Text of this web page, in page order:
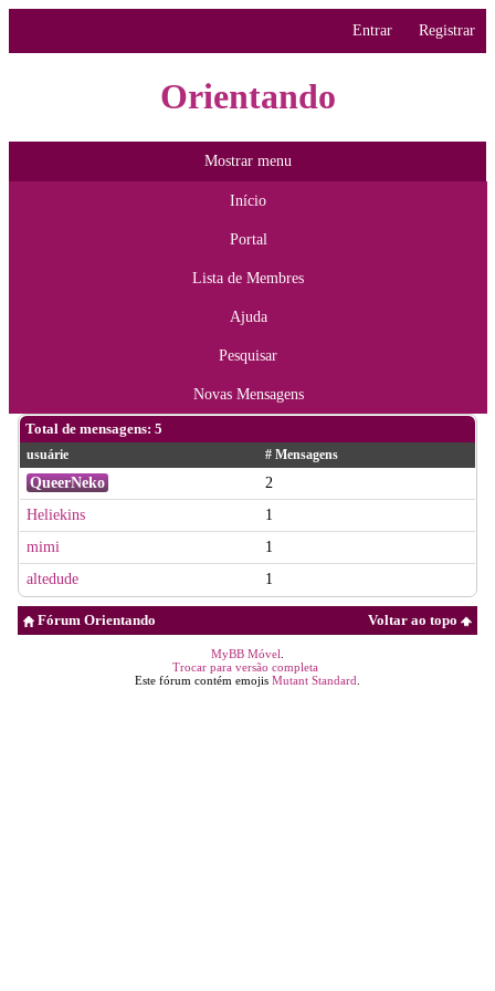
Entrar Registrar
Orientando
Mostrar menu
Início
Portal
Lista de Membres
Ajuda
Pesquisar
Novas Mensagens
Total de mensagens: 5
usuárie # Mensagens
QueerNeko
2
Heliekins
1
mimi
1
altedude
1
Voltar ao topo
Fórum Orientando
MyBB Móvel
Trocar para versão completa
Este fórum contém emojis Mutant Standard